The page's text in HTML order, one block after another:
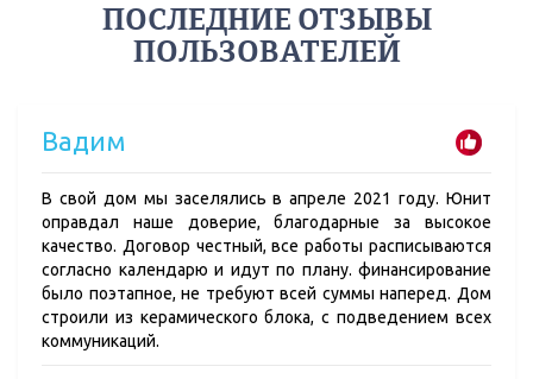
ПОСЛЕДНИЕ ОТЗЫВЫ
ПОЛЬЗОВАТЕЛЕЙ
Вадим
В свой дом мы заселялись в апреле 2021 году. Юнит
оправдал наше доверие, благодарные за высокое
качество. Договор честный, все работы расписываются
согласно календарю и идут по плану. финансирование
было поэтапное, не требуют всей суммы наперед. Дом
строили из керамического блока, с подведением всех
коммуникаций.